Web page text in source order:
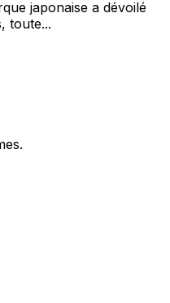
japonaise a dévoilé
toute...